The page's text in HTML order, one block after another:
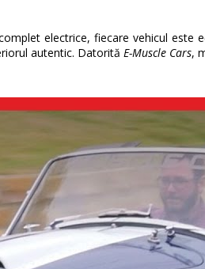
electrice, fiecare vehicul
autentic. Datorită E-Muscle Cars,